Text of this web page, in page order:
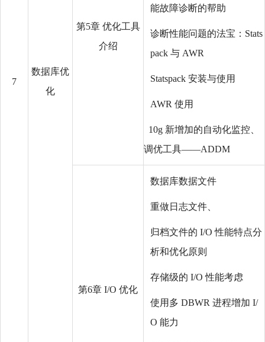
7
数据库优
化
第5章 优化工具
介绍
能故障诊断的帮助
诊断性能问题的法宝：Stats
pack 与 AWR
Statspack 安装与使用
AWR 使用
10g 新增加的自动化监控、
调优工具——ADDM
第6章 I/O 优化
数据库数据文件
重做日志文件、
归档文件的 I/O 性能特点分
析和优化原则
存储级的 I/O 性能考虑
使用多 DBWR 进程增加 I/
O 能力